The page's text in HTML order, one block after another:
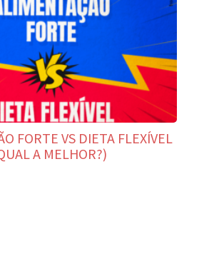
FORTE VS DIETA FLEXÍVEL
A MELHOR?)